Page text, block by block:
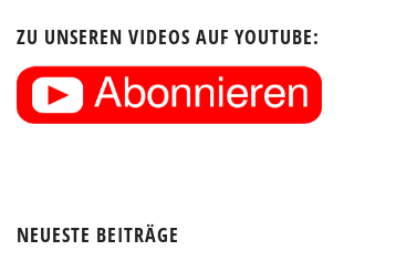
ZU UNSEREN VIDEOS AUF YOUTUBE:
NEUESTE BEITRÄGE